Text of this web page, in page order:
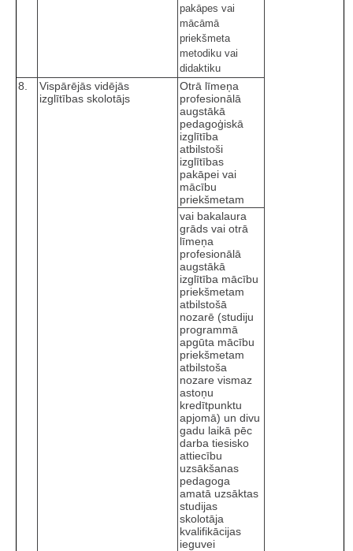
pakāpes vai
mācāmā
priekšmeta
metodiku vai
didaktiku
8.
Vispārējās vidējās
izglītības skolotājs
Otrā līmeņa
profesionālā
augstākā
pedagoģiskā
izglītība
atbilstoši
izglītības
pakāpei vai
mācību
priekšmetam
vai bakalaura
grāds vai otrā
līmeņa
profesionālā
augstākā
izglītība mācību
priekšmetam
atbilstošā
nozarē (studiju
programmā
apgūta mācību
priekšmetam
atbilstoša
nozare vismaz
astoņu
kredītpunktu
apjomā) un divu
gadu laikā pēc
darba tiesisko
attiecību
uzsākšanas
pedagoga
amatā uzsāktas
studijas
skolotāja
kvalifikācijas
ieguvei